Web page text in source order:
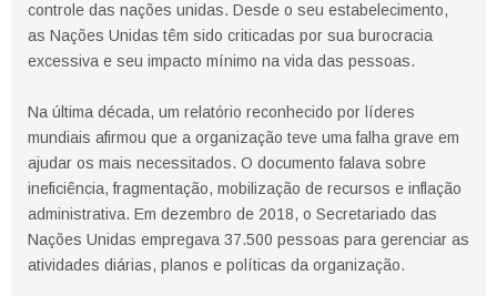
controle das nações unidas. Desde o seu estabelecimento,
as Nações Unidas têm sido criticadas por sua burocracia
excessiva e seu impacto mínimo na vida das pessoas.
Na última década, um relatório reconhecido por líderes
mundiais afirmou que a organização teve uma falha grave em
ajudar os mais necessitados. O documento falava sobre
ineficiência, fragmentação, mobilização de recursos e inflação
administrativa. Em dezembro de 2018, o Secretariado das
Nações Unidas empregava 37.500 pessoas para gerenciar as
atividades diárias, planos e políticas da organização.